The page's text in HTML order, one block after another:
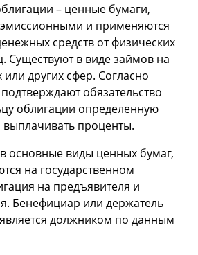
– ценные бумаги,
и применяются
средств от физических
Существуют в виде займов на
других сфер. Согласно
обязательство
облигации определенную
выплачивать проценты.
основные виды ценных бумаг,
на государственном
на предъявителя и
Бенефициар или держатель
должником по данным